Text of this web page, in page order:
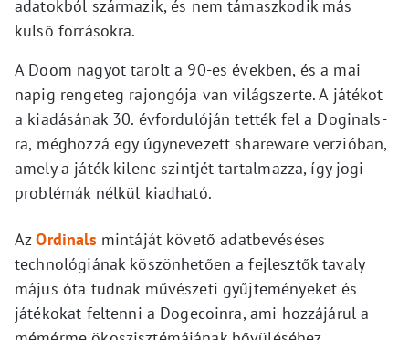
adatokból származik, és nem támaszkodik más
külső forrásokra.
A Doom nagyot tarolt a 90-es években, és a mai
napig rengeteg rajongója van világszerte. A játékot
a kiadásának 30. évfordulóján tették fel a Doginals-
ra, méghozzá egy úgynevezett shareware verzióban,
amely a játék kilenc szintjét tartalmazza, így jogi
problémák nélkül kiadható.
AzOrdinals mintáját követő adatbevéséses
technológiának köszönhetően a fejlesztők tavaly
május óta tudnak művészeti gyűjteményeket és
játékokat feltenni a Dogecoinra, ami hozzájárul a